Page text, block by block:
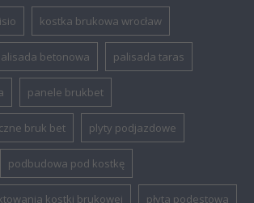
kostka brukowa wrocław
betonowa palisada taras
panele brukbet
bruk bet plyty podjazdowe
podbudowa pod kostkę
kostki brukowej płyta podestowa